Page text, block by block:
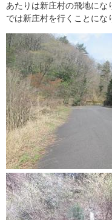
あたりは新庄村の飛地にな
では新庄村を行くことにな